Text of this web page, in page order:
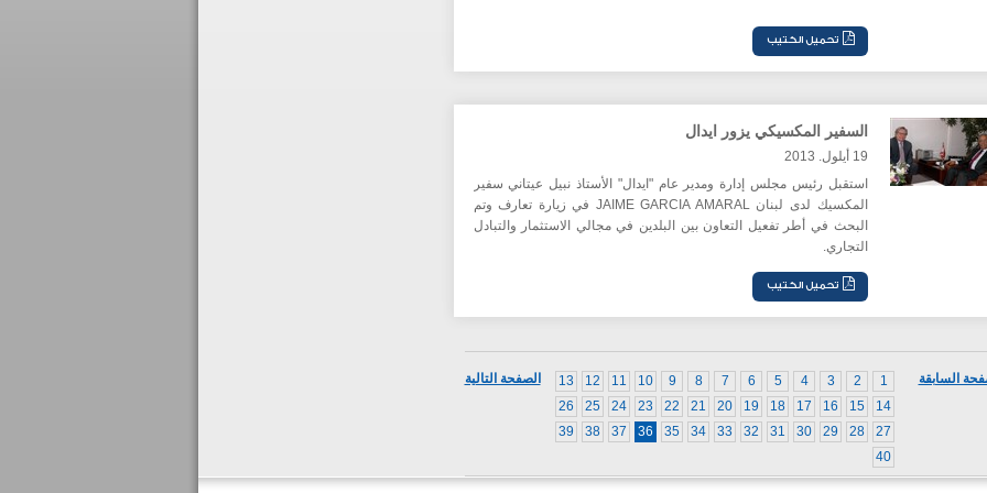
السفير المكسيكي يزور ايدال
19 أيلول. 2013
استقبل رئيس مجلس إدارة ومدير عام"ايدال" الأستاذ نبيل عيتاني سفير
المكسيك لدى لبنان JAIME GARCIA AMARAL في زيارة تعارف وتم
البحث في أطر تفعيل التعاون بين البلدين في مجالي الاستثمار والتبادل
التجاري.
الصفحة التالية 1
2
3
4
5
6
7
8
9
10
11
12
13
14
15
16
17
18
19
20
21
22
23
24
25
26
27
28
29
30
31
32
33
34
35
36
37
38
39
40
السابقة